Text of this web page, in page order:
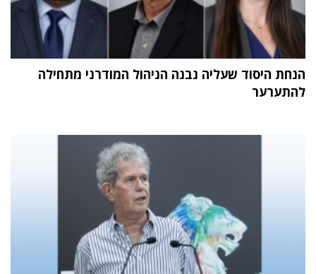
הנחת היסוד שעליה נבנה הניהול המודרני מתחילה
להתערער